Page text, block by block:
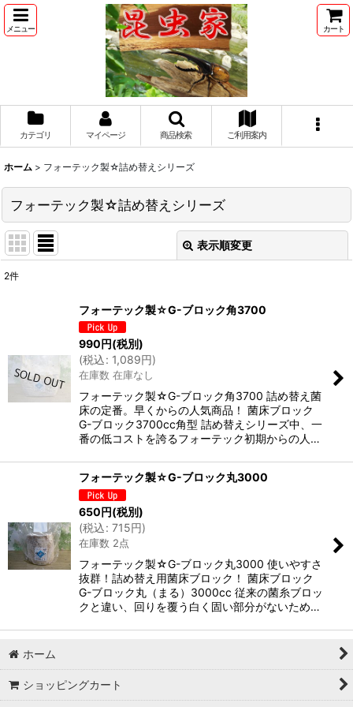
メニュー カート
カテゴリ マイページ 商品検索 ご利用案内
ホーム > フォーテック製☆詰め替えシリーズ
フォーテック製☆詰め替えシリーズ
表示順変更
2件
フォーテック製☆G-ブロック角3700
990円(税別)
(税込: 1,089円)
在庫数 在庫なし
フォーテック製☆G-ブロック角3700 詰め替え菌
床の定番。早くからの人気商品！ 菌床ブロック
G-ブロック3700cc角型 詰め替えシリーズ中、一
番の低コストを誇るフォーテック初期からの人…
フォーテック製☆G-ブロック丸3000
650円(税別)
(税込: 715円)
在庫数 2点
フォーテック製☆G-ブロック丸3000 使いやすさ
抜群！詰め替え用菌床ブロック！ 菌床ブロック
G-ブロック丸（まる）3000cc 従来の菌糸ブロッ
クと違い、回りを覆う白く固い部分がないため…
ホーム
ショッピングカート